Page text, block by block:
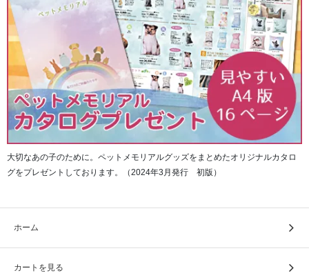
それは世界でただひとつの深い絆のしるしです。
溢れる愛情のしずくは、きっとその心を癒してくれること
でしょう。
大切なあの子のために。ペットメモリアルグッズをまとめたオリジナルカタロ
グをプレゼントしております。（2024年3月発行 初版）
ホーム
カートを見る